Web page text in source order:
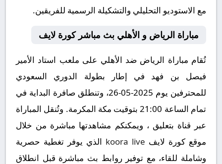
مع الاستوديو التحليلي والتشكيلة الرسمية للفريقين.
مباراة الرياض و الأهلي بث مباشر كورة لايف
تُقام مباراة الرياض ضد الأهلي على ملعب استاد الأمير
فيصل بن فهد في إطار بطولة الدوري السعودي
للمحترفين يوم 2025-05-26، وتنطلق صافرة البداية في
تمام الساعة 21:00 بتوقيت مكة المكرمة. وتُنقل المباراة
عبر قناة بتعليق ، ويمكنكم مشاهدتها مباشرة من خلال
موقع كورة لايف koora live الذي يوفر تغطية حصرية
وشاملة للقاء، مع توفير روابط بث مباشرة قبل انطلاق